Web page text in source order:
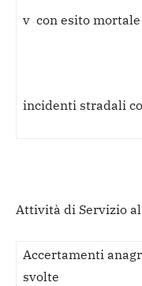
v con esito mortale
incidenti stradali
Attività di Servizio
Accertamenti
svolte